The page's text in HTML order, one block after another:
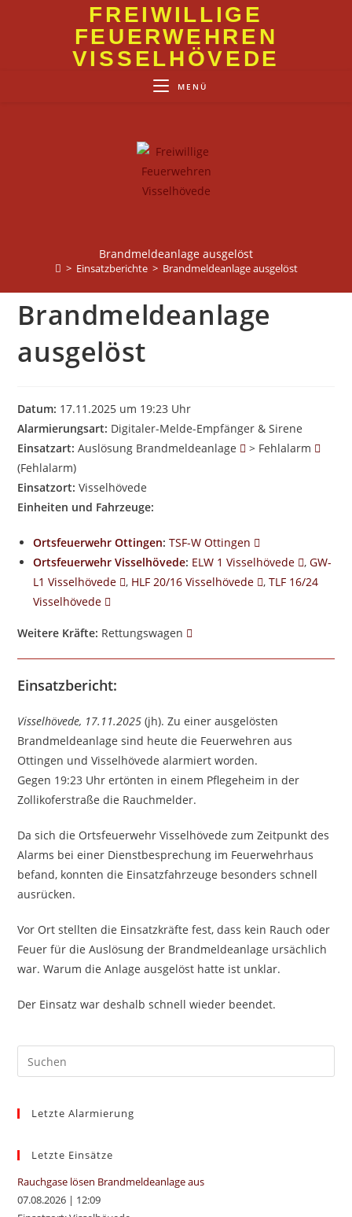
FREIWILLIGE
FEUERWEHREN
VISSELHÖVEDE
MENÜ
Brandmeldeanlage ausgelöst
> Einsatzberichte > Brandmeldeanlage ausgelöst
Brandmeldeanlage
ausgelöst
Datum: 17.11.2025 um 19:23 Uhr
Alarmierungsart: Digitaler-Melde-Empfänger & Sirene
Einsatzart: Auslösung Brandmeldeanlage
> Fehlalarm
(Fehlalarm)
Einsatzort: Visselhövede
Einheiten und Fahrzeuge:
Ortsfeuerwehr Ottingen: TSF-W Ottingen
Ortsfeuerwehr Visselhövede: ELW 1 Visselhövede ,GW-
L1 Visselhövede
, HLF 20/16 Visselhövede ,TLF 16/24
Visselhövede
Weitere Kräfte: Rettungswagen
Einsatzbericht:
Visselhövede, 17.11.2025 (jh). Zu einer ausgelösten
Brandmeldeanlage sind heute die Feuerwehren aus
Ottingen und Visselhövede alarmiert worden.
Gegen 19:23 Uhr ertönten in einem Pflegeheim in der
Zollikoferstraße die Rauchmelder.
Da sich die Ortsfeuerwehr Visselhövede zum Zeitpunkt des
Alarms bei einer Dienstbesprechung im Feuerwehrhaus
befand, konnten die Einsatzfahrzeuge besonders schnell
ausrücken.
Vor Ort stellten die Einsatzkräfte fest, dass kein Rauch oder
Feuer für die Auslösung der Brandmeldeanlage ursächlich
war. Warum die Anlage ausgelöst hatte ist unklar.
Der Einsatz war deshalb schnell wieder beendet.
Letzte Alarmierung
Letzte Einsätze
Rauchgase lösen Brandmeldeanlage aus
07.08.2026 | 12:09